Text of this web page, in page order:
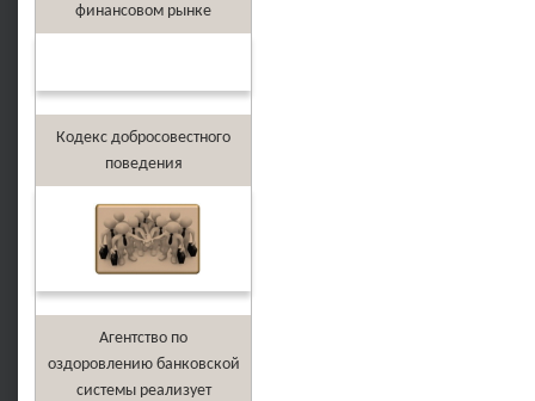
финансовом рынке
Кодекс добросовестного
поведения
Агентство по
оздоровлению банковской
системы реализует